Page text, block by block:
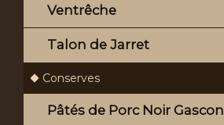
Ventrêche
Talon de Jarret
Conserves
Pâtés de Porc Noir Gascon